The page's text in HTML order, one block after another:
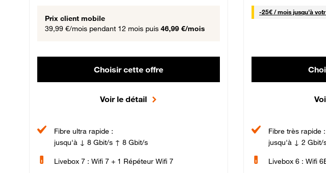
Prix client mobile
39,99 €/mois pendant 12 mois puis 46,99 €/mois
Choisir cette offre
Voir le détail
Fibre ultra rapide :
jusqu'à ↓ 8 Gbit/s ↑ 8 Gbit/s
Livebox 7 : Wifi 7 + 1 Répéteur Wifi 7
-25€ / mois25 € par
jusqu'à
Fibre très rapide :
jusqu'à ↓ 2 Gbit/
Livebox 6 : Wifi